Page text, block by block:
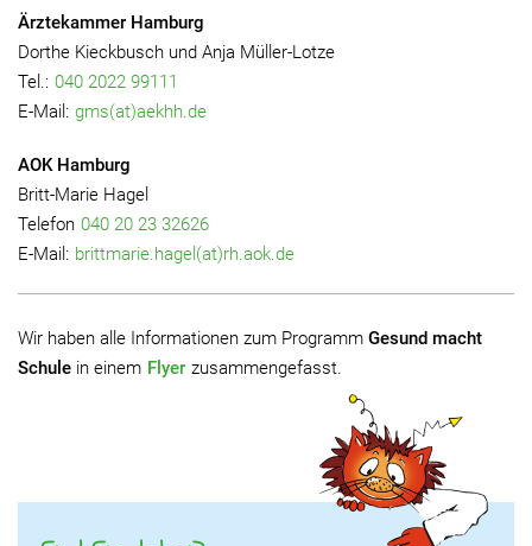
Ärztekammer Hamburg
Dorthe Kieckbusch und Anja Müller-Lotze
Tel.: 040 2022 99111
E-Mail: gms(at)aekhh.de
AOK Hamburg
Britt-Marie Hagel
Telefon 040 20 23 32626
E-Mail: brittmarie.hagel(at)rh.aok.de
Wir haben alle Informationen zum Programm Gesund macht
Schule in einem Flyer zusammengefasst.